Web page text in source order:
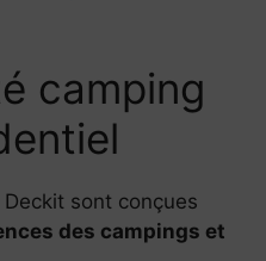
camping
sont conçues
des campings et